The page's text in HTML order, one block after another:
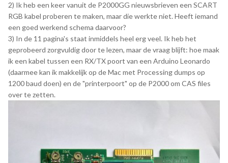
2) Ik heb een keer vanuit de P2000GG nieuwsbrieven een SCART
RGB kabel proberen te maken, maar die werkte niet. Heeft iemand
een goed werkend schema daarvoor?
3) In de 11 pagina's staat inmiddels heel erg veel. Ik heb het
geprobeerd zorgvuldig door te lezen, maar de vraag blijft: hoe maak
ik een kabel tussen een RX/TX poort van een Arduino Leonardo
(daarmee kan ik makkelijk op de Mac met Processing dumps op
1200 baud doen) en de "printerpoort" op de P2000 om CAS files
over te zetten.